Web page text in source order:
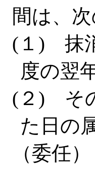
間は、
(１) 抹
度の翌
(２) そ
た日の
（委任）